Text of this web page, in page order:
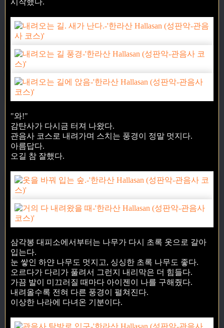
"와!"
감탄사가 다시금 터져 나왔다.
관음사 코스로 내려가며 스치는 풍경이 정말 멋지다.
아름답다.
오길 참 잘했다.
삼각봉 대피소에서부터는 나무가 다시 초록 옷으로 갈아
입는다.
눈 쌓인 하얀 나무도 멋지고, 싱싱한 초록 나무도 좋다.
오르다가 다리가 풀려서 그런지 내리막은 더 힘들다.
가끔 발이 미끄러질 때마다 아이젠이 나를 구해줬다.
내려올수록 전혀 다른 풍경이 펼쳐진다.
이상한 나라에 다녀온 기분이다.